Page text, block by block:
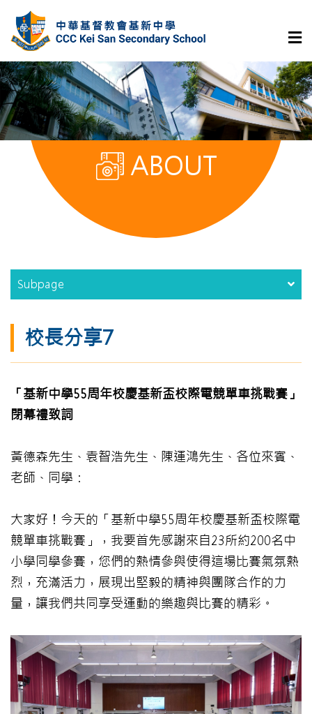
ABOUT
Subpage
校長分享7
「基新中學55周年校慶基新盃校際電競單車挑戰賽」
閉幕禮致詞
黃德森先生、袁智浩先生、陳運鴻先生、各位來賓、
老師、同學：
大家好！今天的「基新中學55周年校慶基新盃校際電
競單車挑戰賽」，我要首先感謝來自23所約200名中
小學同學參賽，您們的熱情參與使得這場比賽氣氛熱
烈，充滿活力，展現出堅毅的精神與團隊合作的力
量，讓我們共同享受運動的樂趣與比賽的精彩。